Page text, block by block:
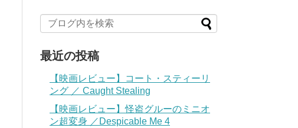
最近の投稿
【映画レビュー】コート・スティーリ
ング ／ Caught Stealing
【映画レビュー】怪盗グルーのミニオ
ン超変身 ／Despicable Me 4